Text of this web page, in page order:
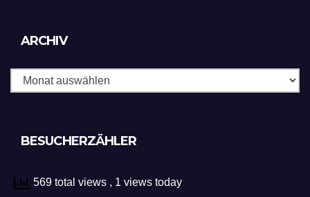
ARCHIV
BESUCHERZÄHLER
569 total views , 1 views today